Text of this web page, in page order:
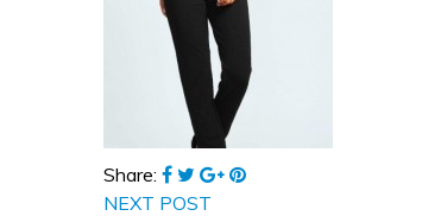
Share:
NEXT POST